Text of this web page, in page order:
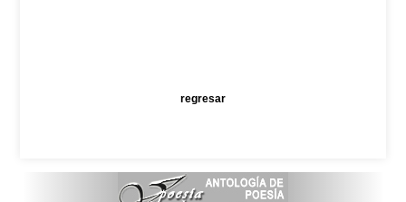
regresar